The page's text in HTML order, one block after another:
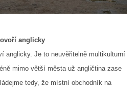
anglicky
anglicky. Je to neuvěřitelně multikulturní
mimo větší města už angličtina zase
tedy, že místní obchodník na